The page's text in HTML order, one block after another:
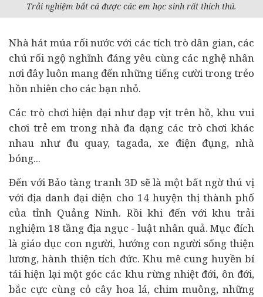
Trải nghiệm bắt cá được các em học sinh rất thích thú.
Nhà hát múa rối nước với các tích trò dân gian, các
chú rối ngộ nghĩnh đáng yêu cùng các nghệ nhân
nơi đây luôn mang đến những tiếng cười trong trẻo
hồn nhiên cho các bạn nhỏ.
Các trò chơi hiện đại như đạp vịt trên hồ, khu vui
chơi trẻ em trong nhà đa dạng các trò chơi khác
nhau như đu quay, tagada, xe điện đụng, nhà
bóng...
Đến với Bảo tàng tranh 3D sẽ là một bất ngờ thú vị
với địa danh đại diện cho 14 huyện thị thành phố
của tỉnh Quảng Ninh. Rồi khi đến với khu trải
nghiệm 18 tầng địa ngục - luật nhân quả. Mục đích
là giáo dục con người, hướng con người sống thiện
lương, hành thiện tích đức. Khu mê cung huyền bí
tái hiện lại một góc các khu rừng nhiệt đới, ôn đới,
bắc cực cùng cỏ cây hoa lá, chim muông, những